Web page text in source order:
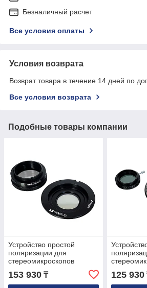
Безналичный расчет
Все условия оплаты
Условия возврата
Возврат товара в течение 14 дней по
Все условия возврата
Подобные товары компании
Устройство простой
поляризации для
стереомикроскопов
MAGUS SPD6
153 930 ₸
MAGUS
125 930